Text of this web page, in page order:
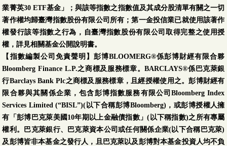
業菁英30 ETF基金」；與該等指數之指數值及其成分股清單有關之一切
著作權均歸臺灣指數股份有限公司所有；第一金投信業已就使用該著作
權發行該等指數之行為，自臺灣指數股份有限公司取得完整之使用授
權，詳見相關基金公開說明書。
【指數編製公司免責聲明】彭博BLOOMERG®係彭博財經有限合夥
Bloomberg Finance L.P.之商標及服務標章。BARCLAYS®係巴克萊銀
行Barclays Bank Plc之商標及服務標章，且經授權使用之。彭博財經有
限合夥與其關係企業，包含彭博指數服務有限公司Bloomberg Index
Services Limited (“BISL”)(以下合稱彭博Bloomberg)，或彭博授權人擁
有「彭博巴克萊美國10年期以上金融債指數」(以下稱指數)之所有專屬
權利。巴克萊銀行、巴克萊資本公司或任何關係企業(以下合稱巴克萊)
及彭博皆非本基金之發行人，且巴克萊以及彭博對本基金投資人均不負